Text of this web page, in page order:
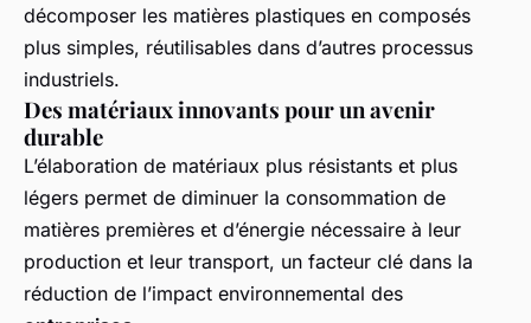
décomposer les matières plastiques en composés
plus simples, réutilisables dans d’autres processus
industriels.
Des matériaux innovants pour un avenir
durable
L’élaboration de matériaux plus résistants et plus
légers permet de diminuer la consommation de
matières premières et d’énergie nécessaire à leur
production et leur transport, un facteur clé dans la
réduction de l’impact environnemental des